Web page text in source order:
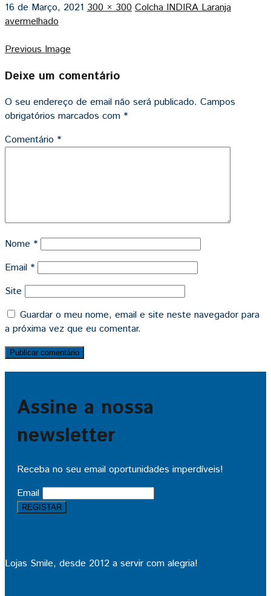
16 de Março, 2021 300 × 300 Colcha INDIRA Laranja
avermelhado
Previous Image
Deixe um comentário
O seu endereço de email não será publicado. Campos
obrigatórios marcados com *
Comentário *
Nome *
Email *
Site
Guardar o meu nome, email e site neste navegador para
a próxima vez que eu comentar.
Assine a nossa
newsletter
Receba no seu email oportunidades imperdíveis!
Email
Lojas Smile, desde 2012 a servir com alegria!